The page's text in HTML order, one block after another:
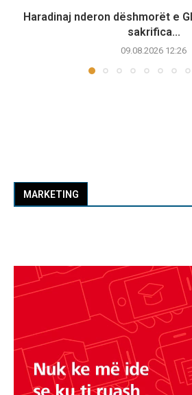
Haradinaj nderon dëshmorët e
sakrifica...
09.08.2026 12:26
MARKETING